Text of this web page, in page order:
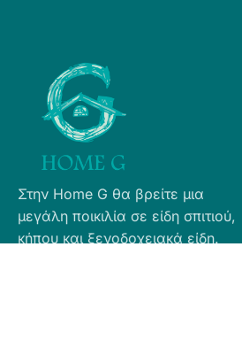
Στην Home G θα βρείτε μια
μεγάλη ποικιλία σε είδη σπιτιού,
κήπου και ξενοδοχειακά είδη.